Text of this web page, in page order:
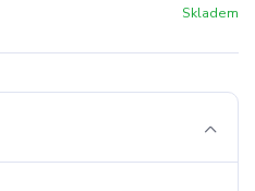
Skladem